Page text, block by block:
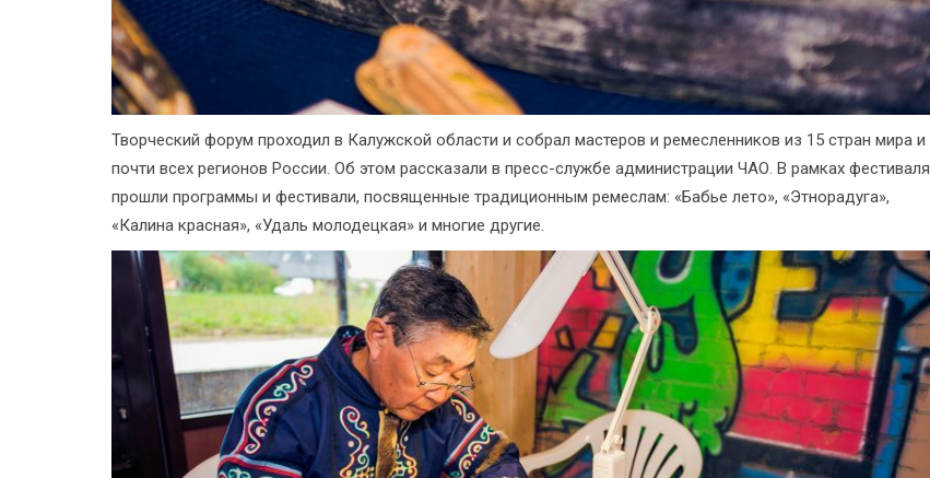
Творческий форум проходил в Калужской области и собрал мастеров и ремесленников из 15 стран мира и
почти всех регионов России. Об этом рассказали в пресс-службе администрации ЧАО. В рамках фестиваля
прошли программы и фестивали, посвященные традиционным ремеслам: «Бабье лето», «Этнорадуга»,
«Калина красная», «Удаль молодецкая» и многие другие.